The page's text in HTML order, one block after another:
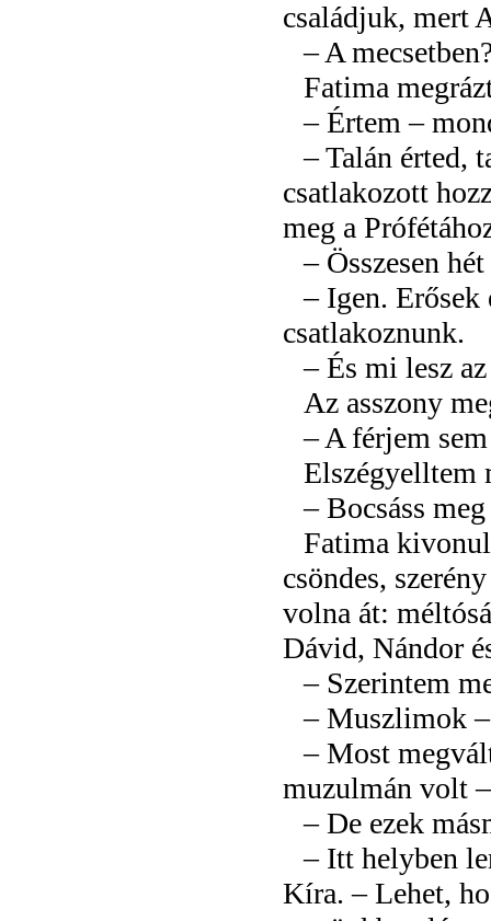
családjuk, mert
– A
Fatima
– Értem –
– Talán érted,
csatlakozott
meg a
– Összesen
– Igen.
csatlakoznunk.
– És mi lesz
Az asszony
– A férjem
Elszégyelltem
– Bocsáss
Fatima
csöndes,
volna át:
Dávid, Nándor
– Szerintem
– Muszlimok
– Most
muzulmán volt
– De ezek
– Itt helyben
Kíra. – Lehet,